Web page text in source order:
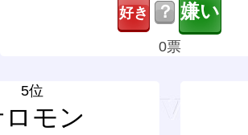
？
0票
5位
ロモン